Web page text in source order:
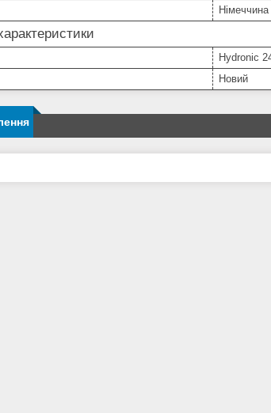
Німеччина
Hydronic
Новий